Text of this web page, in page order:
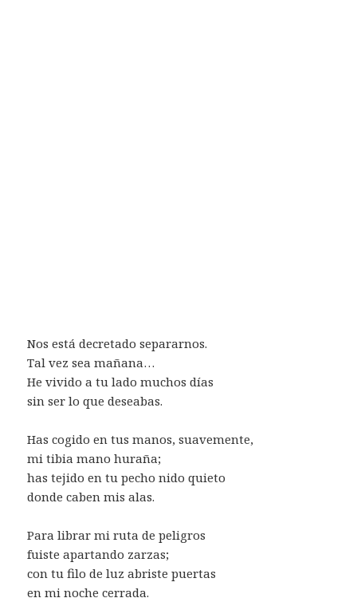
Nos está decretado separarnos.
Tal vez sea mañana…
He vivido a tu lado muchos días
sin ser lo que deseabas.
Has cogido en tus manos, suavemente,
mi tibia mano huraña;
has tejido en tu pecho nido quieto
donde caben mis alas.
Para librar mi ruta de peligros
fuiste apartando zarzas;
con tu filo de luz abriste puertas
en mi noche cerrada.